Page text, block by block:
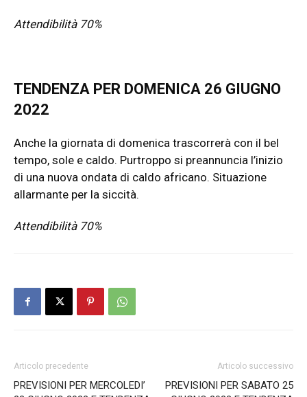
Attendibilità 70%
TENDENZA PER DOMENICA 26 GIUGNO
2022
Anche la giornata di domenica trascorrerà con il bel
tempo, sole e caldo. Purtroppo si preannuncia l’inizio
di una nuova ondata di caldo africano. Situazione
allarmante per la siccità.
Attendibilità 70%
Articolo precedente
PREVISIONI PER MERCOLEDI’
Articolo successivo
PREVISIONI PER SABATO 25